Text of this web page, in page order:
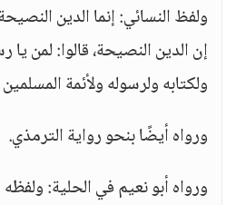
ولفظ النسائي: إنما الدين
إن الدين النصيحة، قالوا: لمن يا
ولكتابه ولرسوله ولأئمة
ورواه أيضًا بنحو رواية الترمذي.
ورواه أبو نعيم في الحلية: ولفظه